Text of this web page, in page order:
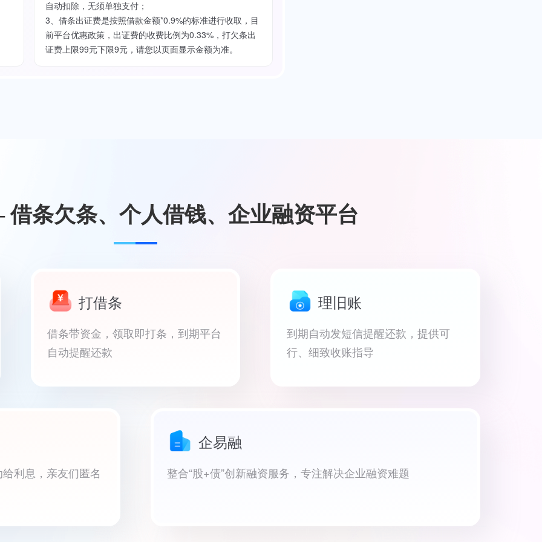
自动扣除，无须单独支付；
3、借条出证费是按照借款金额*0.9%的标准进行收取，目
前平台优惠政策，出证费的收费比例为0.33%，打欠条出
证费上限99元下限9元，请您以页面显示金额为准。
条欠条、个人借钱、企业融资平台
打借条
借条带资金，领取即打条，到期平台
自动提醒还款
理旧账
到期自动发短信提醒还款，提供可
行、细致收账指导
利息，亲友们匿名
企易融
整合“股+债”创新融资服务，专注解决企业融资难题